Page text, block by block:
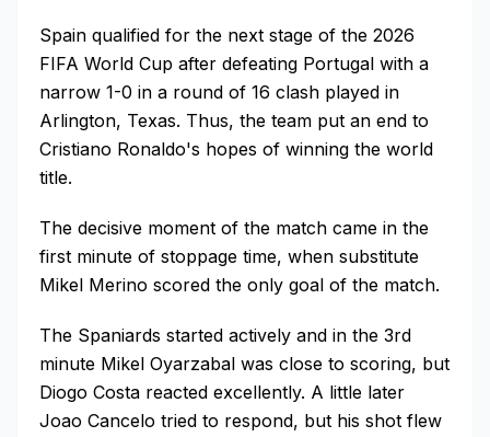
Spain qualified for the next stage of the 2026
FIFA World Cup after defeating Portugal with a
narrow 1-0 in a round of 16 clash played in
Arlington, Texas. Thus, the team put an end to
Cristiano Ronaldo's hopes of winning the world
title.
The decisive moment of the match came in the
first minute of stoppage time, when substitute
Mikel Merino scored the only goal of the match.
The Spaniards started actively and in the 3rd
minute Mikel Oyarzabal was close to scoring, but
Diogo Costa reacted excellently. A little later
Joao Cancelo tried to respond, but his shot flew